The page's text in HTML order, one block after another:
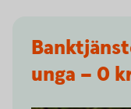
unga – 0